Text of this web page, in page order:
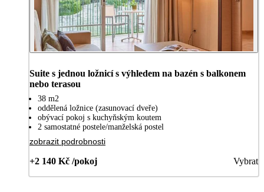
Suite s jednou ložnicí s výhledem na bazén s balkonem
nebo terasou
38 m2
oddělená ložnice (zasunovací dveře)
obývací pokoj s kuchyňským koutem
2 samostatné postele/manželská postel
zobrazit podrobnosti
+2 140 Kč /pokoj Vybrat